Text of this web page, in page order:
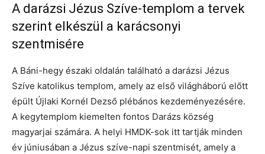
A darázsi Jézus Szíve-templom a tervek
szerint elkészül a karácsonyi
szentmisére
A Báni-hegy északi oldalán található a darázsi Jézus
Szíve katolikus templom, amely az első világháború előtt
épült Újlaki Kornél Dezső plébános kezdeményezésére.
A kegytemplom kiemelten fontos Darázs község
magyarjai számára. A helyi HMDK-sok itt tartják minden
év júniusában a Jézus szíve-napi szentmisét, amely a